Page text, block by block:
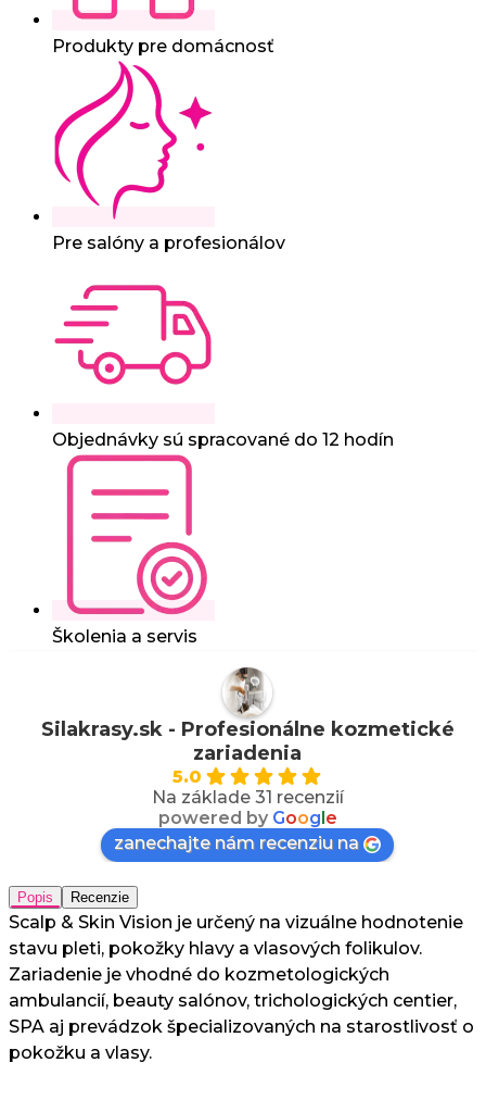
Produkty pre domácnosť
Pre salóny a profesionálov
Objednávky sú spracované do 12 hodín
Školenia a servis
Silakrasy.sk - Profesionálne kozmetické
zariadenia
5.0
Na základe 31 recenzií
powered by Goog e
zanechajte nám recenziu na
Popis Recenzie
Scalp & Skin Vision je určený na vizuálne hodnotenie
stavu pleti, pokožky hlavy a vlasových folikulov.
Zariadenie je vhodné do kozmetologických
ambulancií, beauty salónov, trichologických centier,
SPA aj prevádzok špecializovaných na starostlivosť o
pokožku a vlasy.